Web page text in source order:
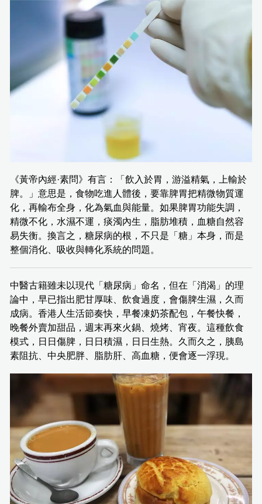
《黃帝內經·素問》有言：「飲入於胃，游溢精氣，上輸於
脾。」意思是，食物吃進人體後，要靠脾胃把精微物質運
化，再輸布全身，化為氣血與能量。如果脾胃功能失調，
精微不化，水濕不運，痰濁內生，脂肪堆積，血糖自然容
易失衡。換言之，糖尿病的根，不只是「糖」本身，而是
整個消化、吸收與轉化系統的問題。
中醫古籍雖未以現代「糖尿病」命名，但在「消渴」的理
論中，早已指出肥甘厚味、飲食過度，會傷脾生濕，久而
成病。香港人生活節奏快，早餐凍奶茶配包，午餐快餐，
晚餐外賣加甜品，週末再來火鍋、燒烤、宵夜。這種飲食
模式，日日傷脾，日日積濕，日日生熱。久而久之，胰島
素阻抗、中央肥胖、脂肪肝、高血糖，便會逐一浮現。